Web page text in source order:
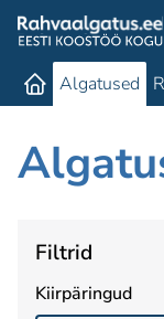
Algatused
Filtrid
Kiirpäringud